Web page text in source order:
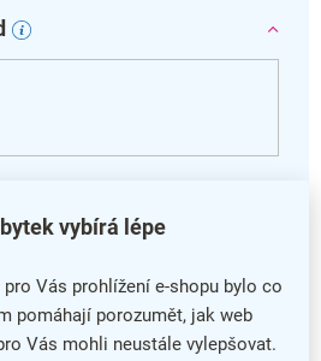
vybírá lépe
Vás prohlížení e-shopu bylo co
pomáhají porozumět, jak web
Vás mohli neustále vylepšovat.